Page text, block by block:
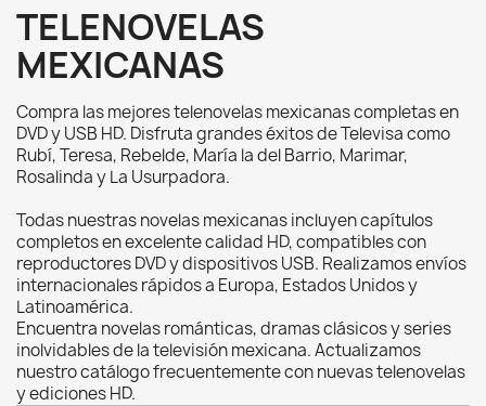
TELENOVELAS
MEXICANAS
Compra las mejores telenovelas mexicanas completas en
DVD y USB HD. Disfruta grandes éxitos de Televisa como
Rubí, Teresa, Rebelde, María la del Barrio, Marimar,
Rosalinda y La Usurpadora.
Todas nuestras novelas mexicanas incluyen capítulos
completos en excelente calidad HD, compatibles con
reproductores DVD y dispositivos USB. Realizamos envíos
internacionales rápidos a Europa, Estados Unidos y
Latinoamérica.
Encuentra novelas románticas, dramas clásicos y series
inolvidables de la televisión mexicana. Actualizamos
nuestro catálogo frecuentemente con nuevas telenovelas
y ediciones HD.